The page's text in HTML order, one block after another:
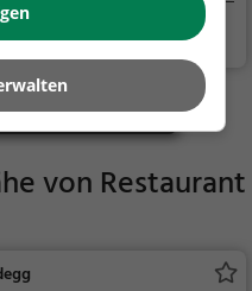
Sch
Restaurant, Schw
eizerisch, Regionalkü
che, Mittagessen, Ab
endessen
AG finden
von Restaurant